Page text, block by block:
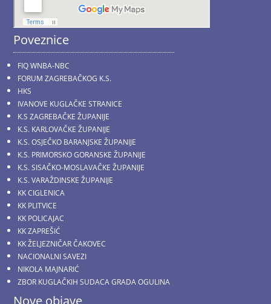
Poveznice
FIQ WNBA-NBC
FORUM ZAGREBAČKOG K.S.
HKS
IVANOVE KUGLAČKE STRANICE
K.S ZAGREBAČKE ŽUPANIJE
K.S. KARLOVAČKE ŽUPANIJE
K.S. OSJEČKO BARANJSKE ŽUPANIJE
K.S. PRIMORSKO GORANSKE ŽUPANIJE
K.S. SISAČKO-MOSLAVAČKE ŽUPANIJE
K.S. VARAŽDINSKE ŽUPANIJE
KK CIGLENICA
KK PLITVICE
KK POLICAJAC
KK ZAPREŠIĆ
KK ŽELJEZNIČAR ČAKOVEC
NACIONALNI SAVEZI
NIKOLA MAJNARIĆ
ZBOR KUGLAČKIH SUDACA GRADA OGULINA
Nove objave